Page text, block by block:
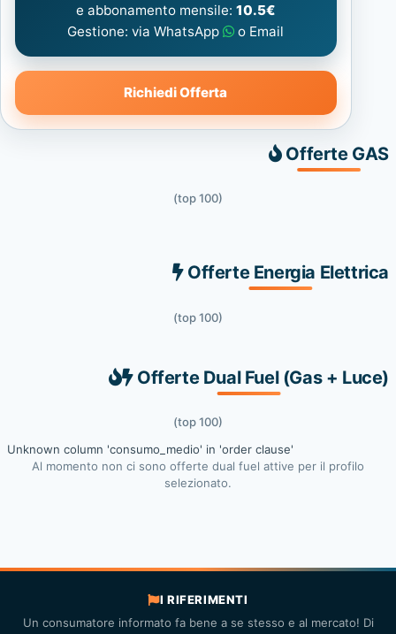
e abbonamento mensile: 10.5€
Gestione: via WhatsApp
o Email
Richiedi Offerta
Offerte GAS
(top 100)
Offerte Energia Elettrica
(top 100)
Offerte Dual Fuel (Gas + Luce)
(top 100)
Unknown column 'consumo_medio' in 'order clause'
Al momento non ci sono offerte dual fuel attive per il profilo
selezionato.
I RIFERIMENTI
Un consumatore informato fa bene a se stesso e al mercato! Di